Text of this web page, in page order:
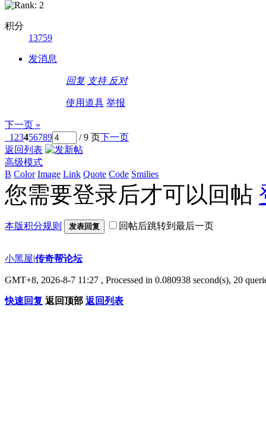
积分
13759
发消息
回复 支持 反对
使用道具 举报
下一页 »
1 23456789 / 9 页下一页
返回列表
高级模式
B Color Image Link Quote Code Smilies
您需要登录后才可以回帖
本版积分规则 发表回复 回帖后跳转到最后一页
小黑屋|传奇帮论坛
GMT+8, 2026-8-7 11:27 , Processed in 0.080938 second(s), 20
快速回复 返回顶部 返回列表